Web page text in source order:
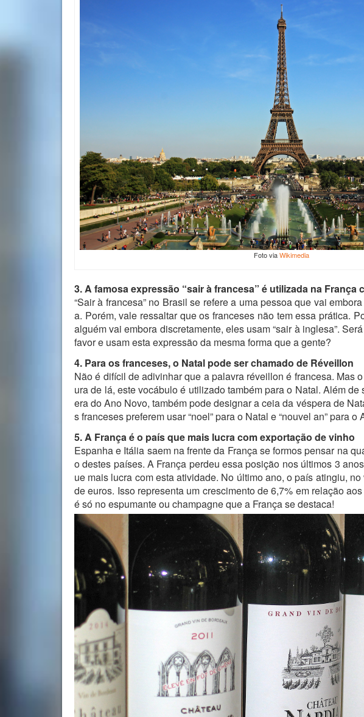
Foto viaWikimedia
3. A famosa expressão “sair à francesa” é utilizada na França
“Sair à francesa” no Brasil se refere a uma pessoa que vai
a. Porém, vale ressaltar que os franceses não tem essa prática.
alguém vai embora discretamente, eles usam “sair à inglesa”.
favor e usam esta expressão da mesma forma que a gente?
4. Para os franceses, o Natal pode ser chamado de Réveillon
Não é difícil de adivinhar que a palavra réveillon é francesa. Mas
ura de lá, este vocábulo é utilizado também para o Natal. Além
era do Ano Novo, também pode designar a ceia da véspera de
s franceses preferem usar “noel” para o Natal e “nouvel an” para o
5. A França é o país que mais lucra com exportação de vinho
Espanha e Itália saem na frente da França se formos pensar na
o destes países. A França perdeu essa posição nos últimos 3
ue mais lucra com esta atividade. No último ano, o país atingiu,
de euros. Isso representa um crescimento de 6,7% em relação
é só no espumante ou champagne que a França se destaca!